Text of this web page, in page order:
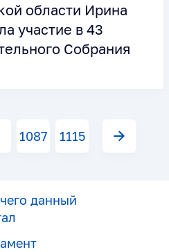
области Ирина
участие в 43
Собрания
1087 1115
данный